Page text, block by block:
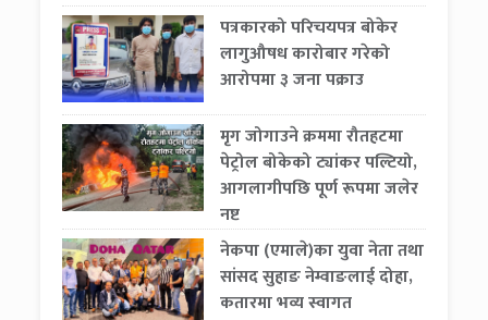
पत्रकारको परिचयपत्र बोकेर
लागुऔषध कारोबार गरेको
आरोपमा ३ जना पक्राउ
मृग जोगाउने क्रममा रौतहटमा
पेट्रोल बोकेको ट्यांकर पल्टियो,
आगलागीपछि पूर्ण रूपमा जलेर
नष्ट
नेकपा (एमाले)का युवा नेता तथा
सांसद सुहाङ नेम्वाङलाई दोहा,
कतारमा भव्य स्वागत